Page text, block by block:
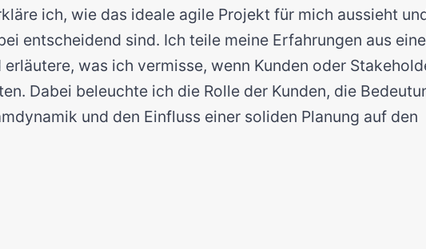
ich, wie das ideale agile Projekt für mich aussieht
entscheidend sind. Ich teile meine Erfahrungen aus
was ich vermisse, wenn Kunden oder
Dabei beleuchte ich die Rolle der Kunden, die
und den Einfluss einer soliden Planung auf den